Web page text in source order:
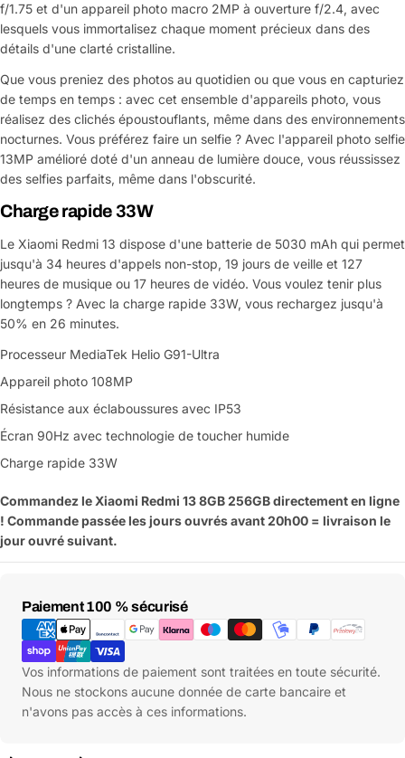
f/1.75 et d'un appareil photo macro 2MP à ouverture f/2.4, avec
lesquels vous immortalisez chaque moment précieux dans des
détails d'une clarté cristalline.
Que vous preniez des photos au quotidien ou que vous en capturiez
de temps en temps : avec cet ensemble d'appareils photo, vous
réalisez des clichés époustouflants, même dans des environnements
nocturnes. Vous préférez faire un selfie ? Avec l'appareil photo selfie
13MP amélioré doté d'un anneau de lumière douce, vous réussissez
des selfies parfaits, même dans l'obscurité.
Charge rapide 33W
Le Xiaomi Redmi 13 dispose d'une batterie de 5030 mAh qui permet
jusqu'à 34 heures d'appels non-stop, 19 jours de veille et 127
heures de musique ou 17 heures de vidéo. Vous voulez tenir plus
longtemps ? Avec la charge rapide 33W, vous rechargez jusqu'à
50% en 26 minutes.
Processeur MediaTek Helio G91-Ultra
Appareil photo 108MP
Résistance aux éclaboussures avec IP53
Écran 90Hz avec technologie de toucher humide
Charge rapide 33W
Commandez le Xiaomi Redmi 13 8GB 256GB directement en ligne
! Commande passée les jours ouvrés avant 20h00 = livraison le
jour ouvré suivant.
Paiement 100 % sécurisé
Moyens
de
paiement
Vos informations de paiement sont traitées en toute sécurité.
Nous ne stockons aucune donnée de carte bancaire et
n'avons pas accès à ces informations.
Les champs marqués d'un * sont obligatoires
Envoyer la question